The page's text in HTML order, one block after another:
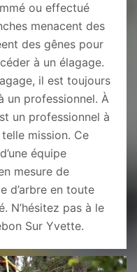
ou effectué
menacent des
des gênes pour
à un élagage.
il est toujours
un professionnel. À
un professionnel à
mission. Ce
équipe
mesure de
d’arbre en toute
N’hésitez pas à le
Sur Yvette.